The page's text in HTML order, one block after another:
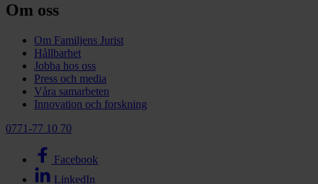
Om oss
Om Familjens Jurist
Hållbarhet
Jobba hos oss
Press och media
Våra samarbeten
Innovation och forskning
0771-77 10 70
Facebook
LinkedIn